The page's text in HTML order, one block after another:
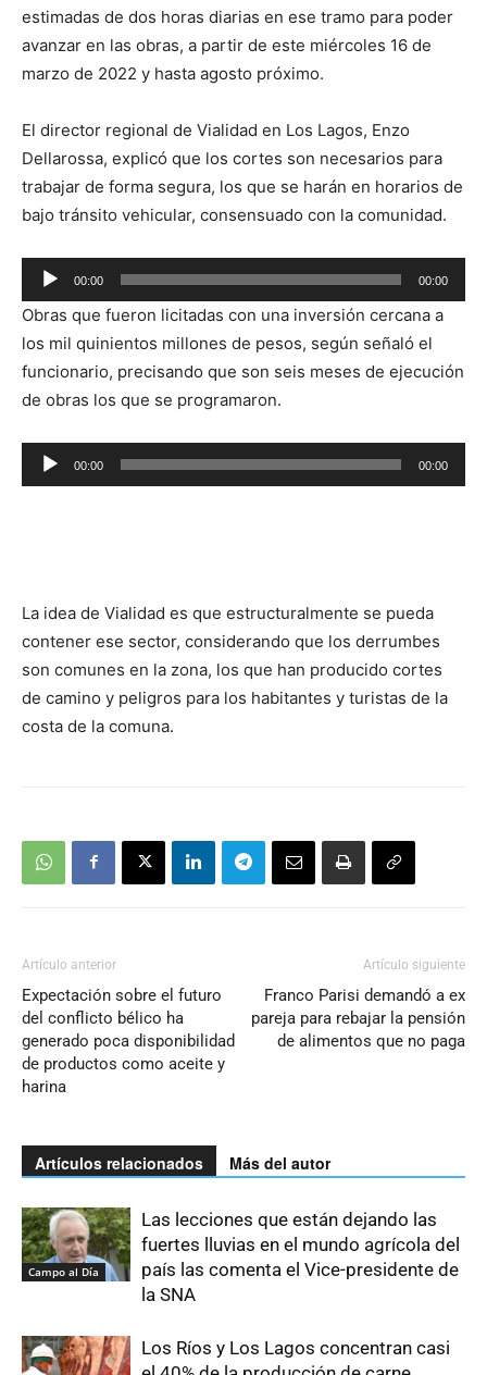
estimadas de dos horas diarias en ese tramo para poder
avanzar en las obras, a partir de este miércoles 16 de
marzo de 2022 y hasta agosto próximo.
El director regional de Vialidad en Los Lagos, Enzo
Dellarossa, explicó que los cortes son necesarios para
trabajar de forma segura, los que se harán en horarios de
bajo tránsito vehicular, consensuado con la comunidad.
Reproductor
de
audio
00:00 00:00
Obras que fueron licitadas con una inversión cercana a
los mil quinientos millones de pesos, según señaló el
funcionario, precisando que son seis meses de ejecución
de obras los que se programaron.
Reproductor
de
00:00 00:00
La idea de Vialidad es que estructuralmente se pueda
contener ese sector, considerando que los derrumbes
son comunes en la zona, los que han producido cortes
de camino y peligros para los habitantes y turistas de la
costa de la comuna.
Artículo anterior
Expectación sobre el futuro
del conflicto bélico ha
generado poca disponibilidad
de productos como aceite y
harina
Artículo siguiente
Franco Parisi demandó a ex
pareja para rebajar la pensión
de alimentos que no paga
Artículos relacionados Más del autor
Campo al Día
Las lecciones que están dejando las
fuertes lluvias en el mundo agrícola del
país las comenta el Vice-presidente de
la SNA
Los Ríos y Los Lagos concentran casi